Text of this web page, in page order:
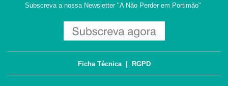
Subscreva a nossa Newsletter "A Não Perder em Portimão"
Ficha Técnica| RGPD